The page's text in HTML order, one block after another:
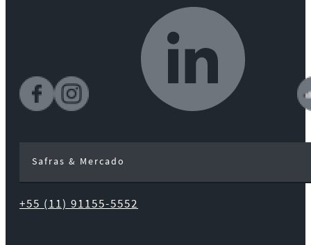
Safras & Mercado
+55 (11) 91155-5552